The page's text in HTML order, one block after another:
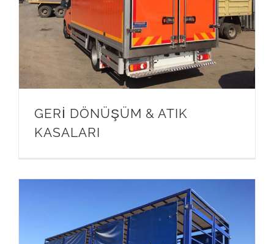
GERİ DÖNÜŞÜM & ATIK
KASALARI